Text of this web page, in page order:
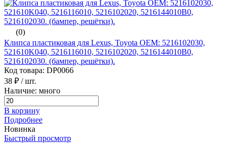
(0)
Клипса пластиковая для Lexus, Toyota ОЕМ: 5216102030,
521610K040, 5216116010, 5216102020, 5216144010B0,
5216102030. (бампер, решётки).
Код товара: DP0066
38 ₽ / шт.
Наличие: много
В корзину
Подробнее
Новинка
Быстрый просмотр